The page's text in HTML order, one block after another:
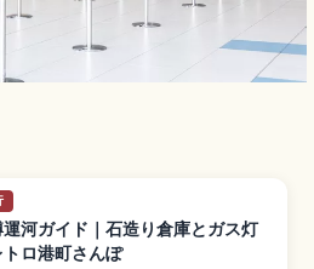
運河ガイド｜石造り倉庫とガス灯
トロ港町さんぽ